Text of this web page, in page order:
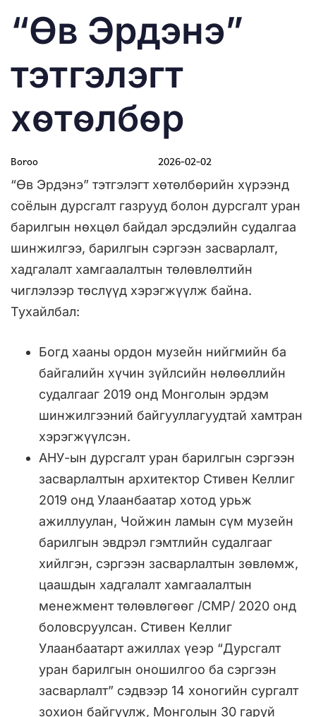
IN:
“Өв Эрдэнэ”
тэтгэлэгт
хөтөлбөр
Boroo
on:
2026-02-02
“Өв Эрдэнэ” тэтгэлэгт хөтөлбөрийн хүрээнд
соёлын дурсгалт газрууд болон дурсгалт уран
барилгын нөхцөл байдал эрсдэлийн судалгаа
шинжилгээ, барилгын сэргээн засварлалт,
хадгалалт хамгаалалтын төлөвлөлтийн
чиглэлээр төслүүд хэрэгжүүлж байна.
Тухайлбал:
Богд хааны ордон музейн нийгмийн ба
байгалийн хүчин зүйлсийн нөлөөллийн
судалгааг 2019 онд Монголын эрдэм
шинжилгээний байгууллагуудтай хамтран
хэрэгжүүлсэн.
АНУ-ын дурсгалт уран барилгын сэргээн
засварлалтын архитектор Стивен Келлиг
2019 онд Улаанбаатар хотод урьж
ажиллуулан, Чойжин ламын сүм музейн
барилгын эвдрэл гэмтлийн судалгааг
хийлгэн, сэргээн засварлалтын зөвлөмж,
цаашдын хадгалалт хамгаалалтын
менежмент төлөвлөгөөг /CMP/ 2020 онд
боловсруулсан. Стивен Келлиг
Улаанбаатарт ажиллах үеэр “Дурсгалт
уран барилгын оношилгоо ба сэргээн
засварлалт” сэдвээр 14 хоногийн сургалт
зохион байгуулж, Монголын 30 гаруй